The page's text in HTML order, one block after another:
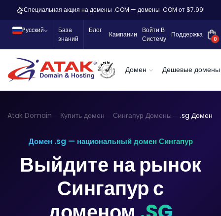
Специальная акция на домены .COM — домены .COM от $7.99!
Pусский
База
знаний
Блог
Кампании
Войти В
Систему
Поддержка
0
Домен Дешевые домены
Atak Domain Купить домен Сингапур Домены .sg Домен
Домен .sg — национальный домен Сингапур
Выйдите на рынок
Сингапур с